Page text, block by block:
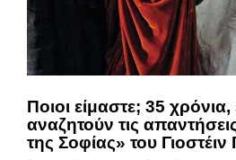
Ποιοι είμαστε; 35 χρόνια,
αναζητούν τις
της Σοφίας» του